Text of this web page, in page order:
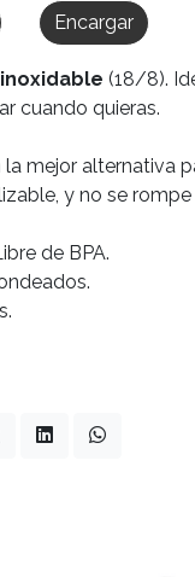
Encargar
(18/8).
cuando quieras.
mejor alternativa
y no se
de BPA.